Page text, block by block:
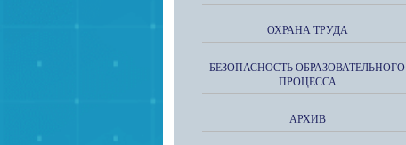
ОХРАНА ТРУДА
БЕЗОПАСНОСТЬ ОБРАЗОВАТЕЛЬНОГО
ПРОЦЕССА
АРХИВ